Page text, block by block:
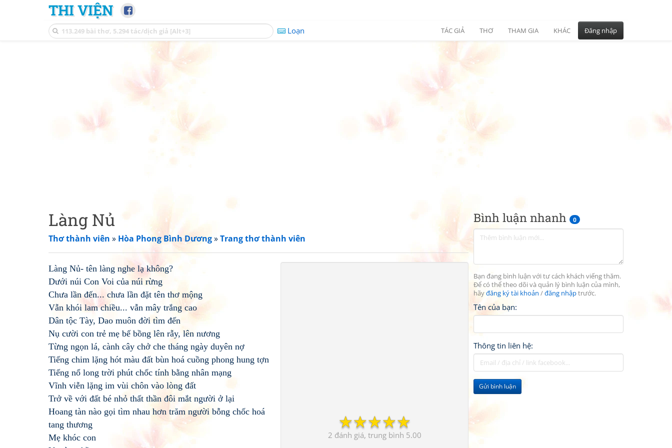
THI VIỆN
Loạn TÁC GIẢ THƠ THAM GIA KHÁC Đăng nhập
Bình luận nhanh 0
Bạn đang bình luận với tư cách khách viếng thăm.
Để có thể theo dõi và quản lý bình luận của mình,
hãyđăng ký tài khoản /đăng nhậptrước.
Tên của bạn:
Thông tin liên hệ:
Gửi bình luận
Làng Nủ
Thơ thành viên » Hòa Phong Bình Dương»Trang thơ thành viên
☆
☆
☆
☆
☆
2 5.00
Làng Nủ- tên làng nghe lạ không?
Dưới núi Con Voi của núi rừng
Chưa lần đến... chưa lần đặt tên thơ mộng
Vẫn khói lam chiều... vẫn mây trắng cao
Dân tộc Tày, Dao muôn đời tìm đến
Nụ cười con trẻ mẹ bế bồng lên rẫy, lên nương
Từng ngọn lá, cành cây chở che tháng ngày duyên nợ
Tiếng chim lặng hót màu đất bùn hoá cuồng phong hung tợn
Tiếng nổ long trời phút chốc tính bằng nhân mạng
Vĩnh viễn lặng im vùi chôn vào lòng đất
Trở về với đất bé nhỏ thất thần đôi mắt người ở lại
Hoang tàn nào gọi tìm nhau hơn trăm người bỗng chốc hoá
tang thương
Mẹ khóc con